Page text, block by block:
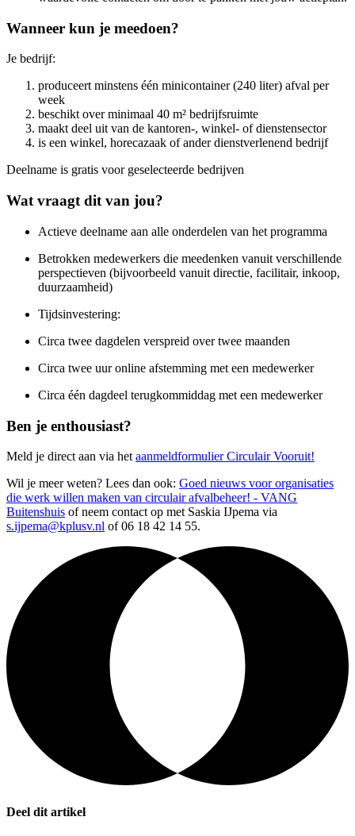
Wanneer kun je meedoen?
Je bedrijf:
produceert minstens één minicontainer (240 liter) afval per
week
beschikt over minimaal 40 m² bedrijfsruimte
maakt deel uit van de kantoren-, winkel- of dienstensector
is een winkel, horecazaak of ander dienstverlenend bedrijf
Deelname is gratis voor geselecteerde bedrijven
Wat vraagt dit van jou?
Actieve deelname aan alle onderdelen van het programma
Betrokken medewerkers die meedenken vanuit verschillende
perspectieven (bijvoorbeeld vanuit directie, facilitair, inkoop,
duurzaamheid)
Tijdsinvestering:
Circa twee dagdelen verspreid over twee maanden
Circa twee uur online afstemming met een medewerker
Circa één dagdeel terugkommiddag met een medewerker
Ben je enthousiast?
Meld je direct aan via het aanmeldformulier Circulair Vooruit!
Wil je meer weten? Lees dan ook: Goed nieuws voor organisaties
die werk willen maken van circulair afvalbeheer! - VANG
Buitenshuis of neem contact op met Saskia IJpema via
s.ijpema@kplusv.nl of 06 18 42 14 55.
Deel dit artikel